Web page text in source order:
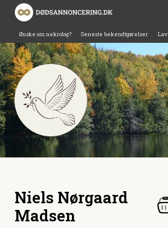
Ønske om nekrolog? Seneste bekendtgørelser Lav
Niels Nørgaard
Madsen